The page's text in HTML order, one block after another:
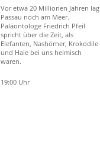
Vor etwa 20 Millionen Jahren lag
Passau noch am Meer.
Paläontologe Friedrich Pfeil
spricht über die Zeit, als
Elefanten, Nashörner, Krokodile
und Haie bei uns heimisch
waren.
19:00 Uhr